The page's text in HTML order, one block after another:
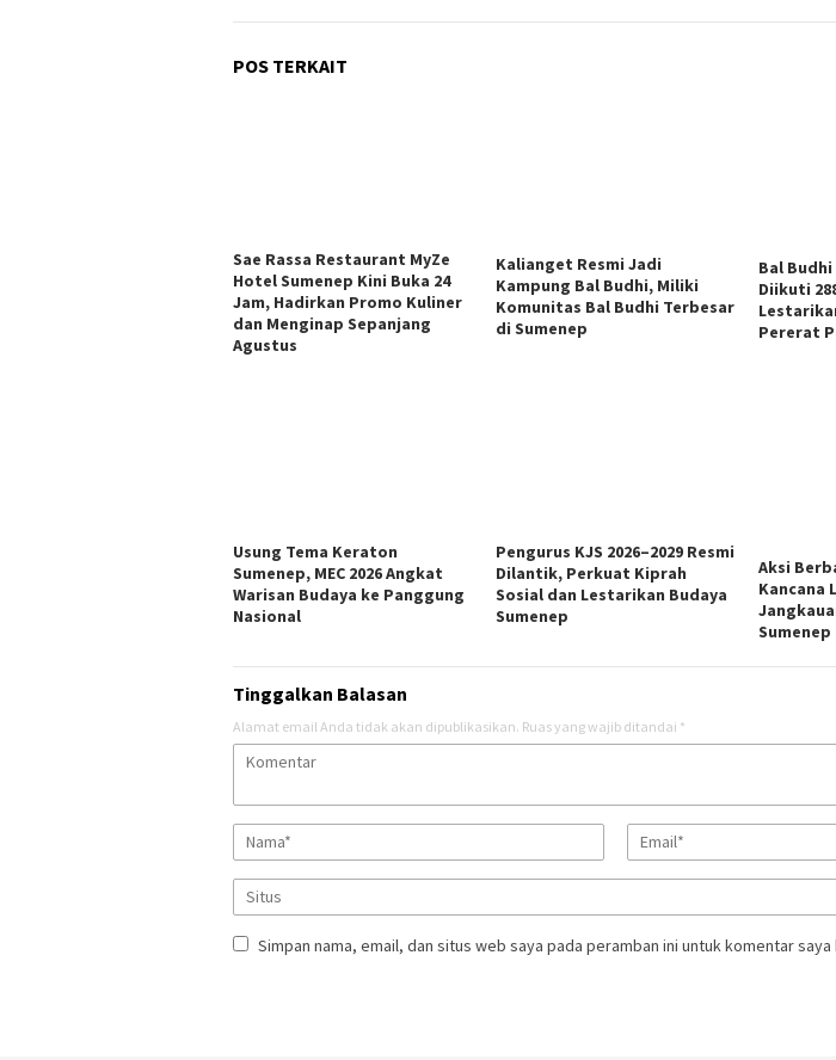
POS TERKAIT
Sae Rassa Restaurant MyZe
Hotel Sumenep Kini Buka 24
Jam, Hadirkan Promo Kuliner
dan Menginap Sepanjang
Agustus
Kalianget Resmi Jadi
Kampung Bal Budhi, Miliki
Komunitas Bal Budhi Terbesar
di Sumenep
Bal Budhi
Diikuti
Pererat
Usung Tema Keraton
Sumenep, MEC 2026 Angkat
Warisan Budaya ke Panggung
Nasional
Pengurus KJS 2026–2029 Resmi
Dilantik, Perkuat Kiprah
Sosial dan Lestarikan Budaya
Sumenep
Aksi
Kancana
Sumenep
Tinggalkan Balasan
Alamat email Anda tidak akan dipublikasikan. Ruas yang wajib ditandai *
Simpan nama, email, dan situs web saya pada peramban ini untuk komentar